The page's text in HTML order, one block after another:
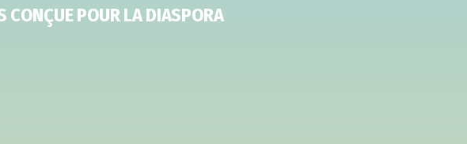
CONÇUE POUR LA DIASPORA